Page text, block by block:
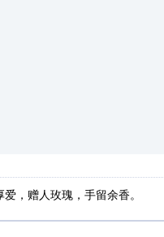
，赠人玫瑰，手留余香。